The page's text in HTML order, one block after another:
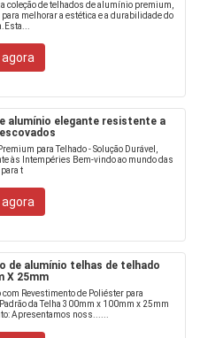
coleção de telhados de alumínio premium,
melhorar a estética e a durabilidade do
alumínio elegante resistente a
para Telhado - Solução Durável,
às Intempéries Bem-vindo ao mundo das
t
de alumínio telhas de telhado
X 25mm
Revestimento de Poliéster para
da Telha 300mm x 100mm x 25mm
Apresentamos noss......